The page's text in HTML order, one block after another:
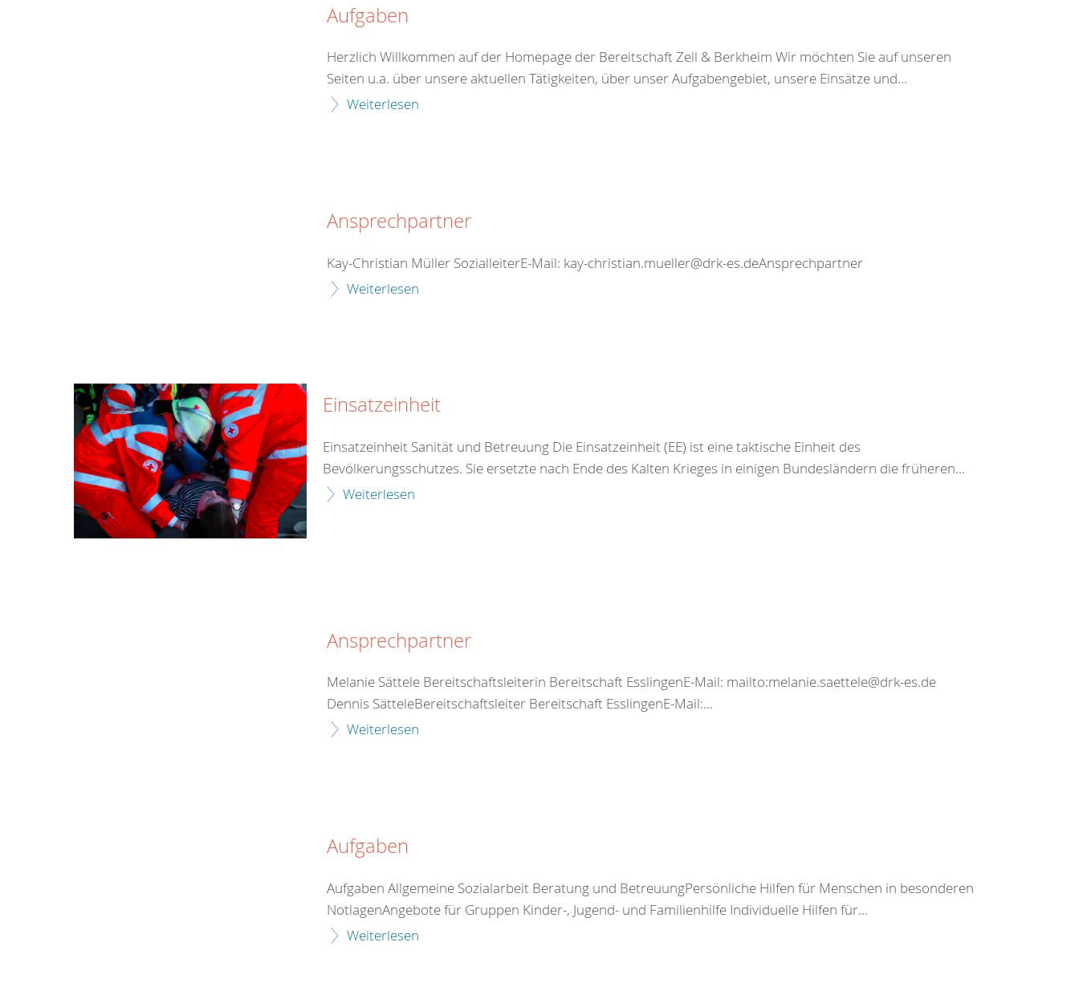
Aufgaben
Herzlich Willkommen auf der Homepage der Bereitschaft Zell & Berkheim Wir möchten Sie auf unseren
Seiten u.a. über unsere aktuellen Tätigkeiten, über unser Aufgabengebiet, unsere Einsätze und...
Weiterlesen
Ansprechpartner
Kay-Christian Müller SozialleiterE-Mail: kay-christian.mueller@drk-es.deAnsprechpartner
Weiterlesen
Einsatzeinheit
Einsatzeinheit Sanität und Betreuung Die Einsatzeinheit (EE) ist eine taktische Einheit des
Bevölkerungsschutzes. Sie ersetzte nach Ende des Kalten Krieges in einigen Bundesländern die früheren...
Weiterlesen
Ansprechpartner
Melanie Sättele Bereitschaftsleiterin Bereitschaft EsslingenE-Mail: mailto:melanie.saettele@drk-es.de
Dennis SätteleBereitschaftsleiter Bereitschaft EsslingenE-Mail:...
Weiterlesen
Aufgaben
Aufgaben Allgemeine Sozialarbeit Beratung und BetreuungPersönliche Hilfen für Menschen in besonderen
NotlagenAngebote für Gruppen Kinder-, Jugend- und Familienhilfe Individuelle Hilfen für...
Weiterlesen